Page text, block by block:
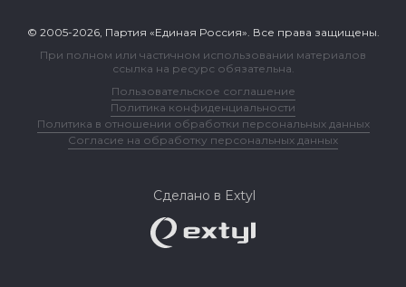
© 2005-2026, Партия «Единая Россия». Все права защищены.
При полном или частичном использовании материалов
ссылка на ресурс обязательна.
Пользовательское соглашение
Политика конфиденциальности
Политика в отношении обработки персональных данных
Согласие на обработку персональных данных
Сделано в Extyl